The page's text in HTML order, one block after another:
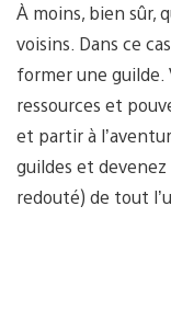
À moins, bien sûr,
voisins. Dans ce
former une guilde.
ressources et
et partir à
guildes et
redouté) de tout